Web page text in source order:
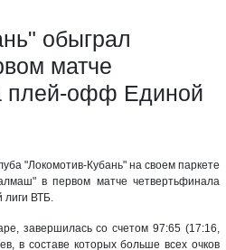
обыграл
матче
плей-офф Единой
"Локомотив-Кубань" на своем паркете
в первом матче четвертьфинала
лиги ВТБ.
завершилась со счетом 97:65 (17:16,
в составе которых больше всех очков